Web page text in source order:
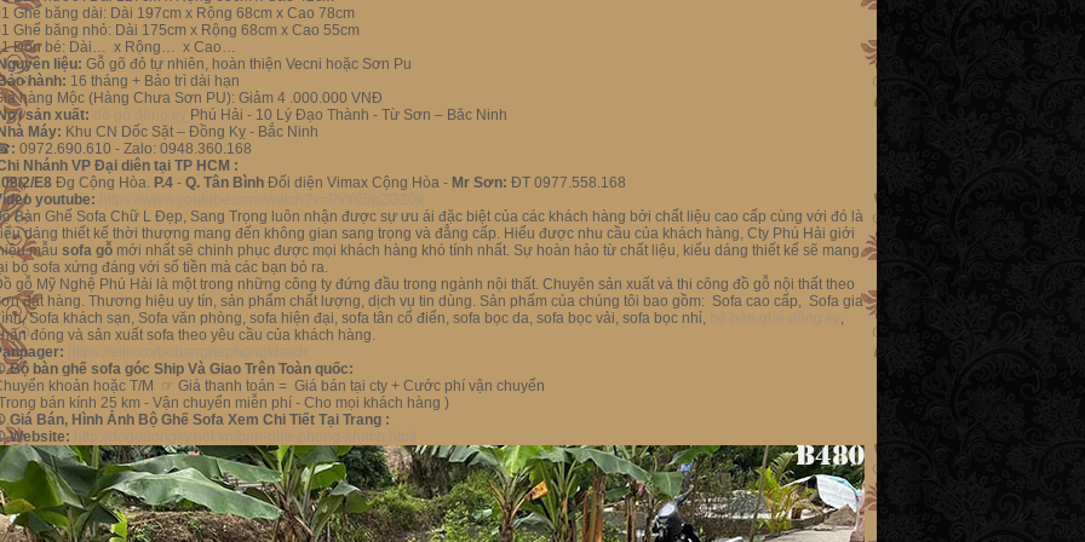
Ghế băng dài: Dài 197cm x Rộng 68cm x Cao 78cm
Ghế băng nhỏ: Dài 175cm x Rộng 68cm x Cao 55cm
Đôn bé: Dài… x Rộng… x Cao…
liệu: Gỗ gõ đỏ tự nhiên, hoàn thiện Vecni hoặc Sơn Pu
hành: 16 tháng + Bảo trì dài hạn
hàng Mộc (Hàng Chưa Sơn PU): Giảm 4 .000.000 VNĐ
sản xuất:
Phú Hải - 10 Lý Đạo Thành - Từ Sơn – Băc Ninh
Máy: Khu CN Dốc Sặt – Đồng Kỵ - Bắc Ninh
: 0972.690.610 - Zalo: 0948.360.168
Nhánh VP Đại diên tại TP HCM :
2/E8 Đg Cộng Hòa. P.4 - Q. Tân Bình Đối diện Vimax Cộng Hòa - Mr Sơn: ĐT 0977.558.168
youtube:
Bàn Ghế Sofa Chữ L Đẹp, Sang Trọng luôn nhận được sự ưu ái đặc biệt của các khách hàng bởi chất liệu cao cấp cùng với đó là
dáng thiết kế thời thượng mang đến không gian sang trọng và đẳng cấp. Hiểu được nhu cầu của khách hàng, Cty Phú Hải giới
mẫu sofa gỗ mới nhất sẽ chinh phục được mọi khách hàng khó tính nhất. Sự hoàn hảo từ chất liệu, kiểu dáng thiết kế sẽ mang
bộ sofa xứng đáng với số tiền mà các bạn bỏ ra.
gỗ Mỹ Nghệ Phú Hải là một trong những công ty đứng đầu trong ngành nội thất. Chuyên sản xuất và thi công đồ gỗ nội thất theo
đặt hàng. Thương hiệu uy tín, sản phẩm chất lượng, dịch vụ tin dùng. Sản phấm của chúng tôi bao gồm: Sofa cao cấp, Sofa gia
Sofa khách sạn, Sofa văn phòng, sofa hiện đại, sofa tân cổ điển, sofa bọc da, sofa bọc vải, sofa bọc nhỉ,
,
đóng và sản xuất sofa theo yêu cầu của khách hàng.
.Bộ bàn ghế sofa góc Ship Và Giao Trên Toàn quốc:
khoản hoặc T/M ☞ Giá thanh toán = Giá bán tại cty + Cước phí vận chuyển
bán kính 25 km - Vận chuyển miễn phí - Cho mọi khách hàng )
.Giá Bán, Hình Ảnh Bộ Ghế Sofa Xem Chi Tiết Tại Trang :
.Website: